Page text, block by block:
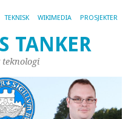
TEKNISK WIKIMEDIA PROSJEKTER
TANKER
teknologi